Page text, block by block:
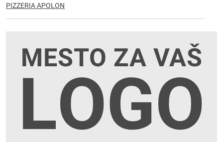
PIZZERIA APOLON